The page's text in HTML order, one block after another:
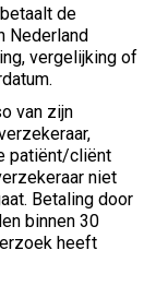
de
Nederland
vergelijking of
van zijn
patiënt/cliënt
niet
Betaling door
binnen 30
heeft